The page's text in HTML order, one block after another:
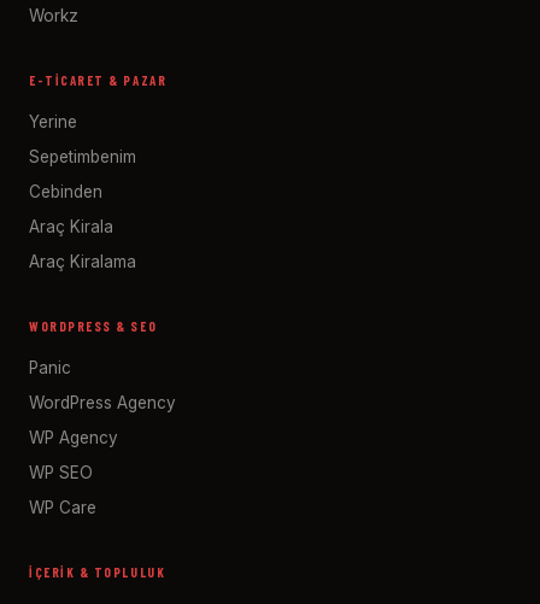
Workz
E-TICARET & PAZAR
Yerine
Sepetimbenim
Cebinden
Araç Kirala
Araç Kiralama
WORDPRESS & SEO
Panic
WordPress Agency
WP Agency
WP SEO
WP Care
İÇERIK & TOPLULUK